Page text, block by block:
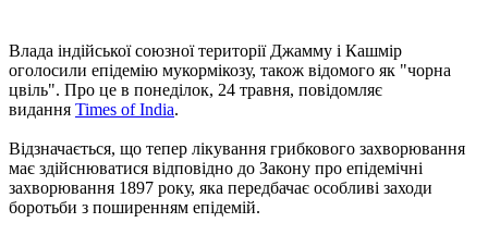
Влада індійської союзної території Джамму і Кашмір
оголосили епідемію мукормікозу, також відомого як "чорна
цвіль". Про це в понеділок, 24 травня, повідомляє
видання Times of India.
Відзначається, що тепер лікування грибкового захворювання
має здійснюватися відповідно до Закону про епідемічні
захворювання 1897 року, яка передбачає особливі заходи
боротьби з поширенням епідемій.